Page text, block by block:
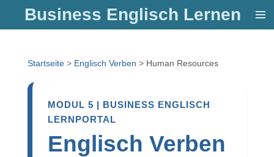
Hauptinhalt
Business Englisch Lernen
Startseite> Englisch Verben > Human Resources
MODUL 5 | BUSINESS ENGLISCH
LERNPORTAL
Englisch Verben